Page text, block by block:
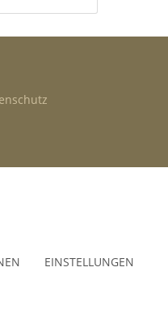
EINSTELLUNGEN